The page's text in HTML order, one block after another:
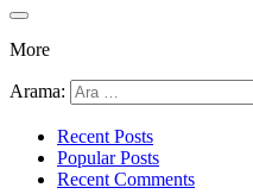
More
Arama:
Recent Posts
Popular Posts
Recent Comments